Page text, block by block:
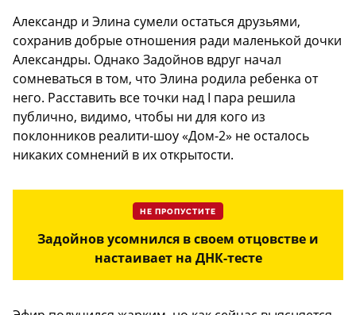
Александр и Элина сумели остаться друзьями,
сохранив добрые отношения ради маленькой дочки
Александры. Однако Задойнов вдруг начал
сомневаться в том, что Элина родила ребенка от
него. Расставить все точки над I пара решила
публично, видимо, чтобы ни для кого из
поклонников реалити-шоу «Дом-2» не осталось
никаких сомнений в их открытости.
НЕ ПРОПУСТИТЕ
Задойнов усомнился в своем отцовстве и
настаивает на ДНК-тесте